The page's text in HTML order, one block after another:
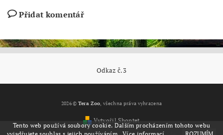
Přidat komentář
Odkaz č.3
2026 © Tera Zoo, všechna práva vyhrazena
Vytvořil Shoptet
Tento web používá soubory cookie. Dalším procházením tohoto webu